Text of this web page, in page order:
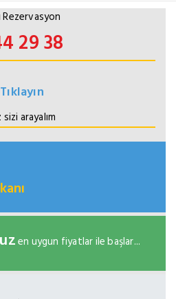
Rezervasyon
29 38
Tıklayın
arayalım
en uygun fiyatlar ile başlar...